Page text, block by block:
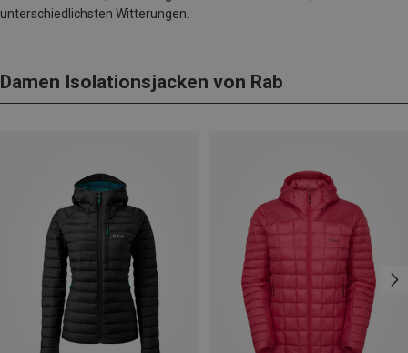
unterschiedlichsten Witterungen.
Damen Isolationsjacken von Rab